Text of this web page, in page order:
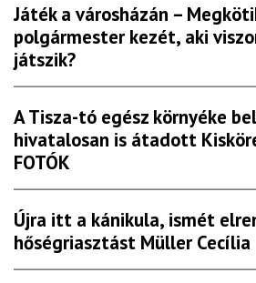
Játék a városházán –
polgármester kezét, aki
játszik?
A Tisza-tó egész környéke
hivatalosan is átadott
FOTÓK
Újra itt a kánikula, ismét
hőségriasztást Müller Cecília